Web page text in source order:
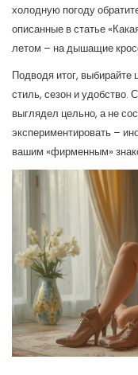
холодную погоду
описанные в статье
летом – на дышащие
Подводя итог, выбирайте
стиль, сезон и удобство.
выглядел цельно, а не
экспериментировать –
вашим «фирменным»